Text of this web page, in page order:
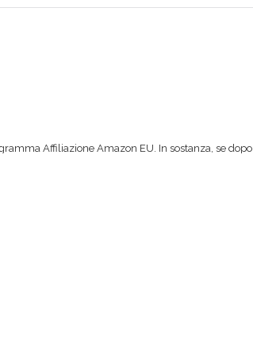
Affiliazione Amazon EU. In sostanza, se dopo